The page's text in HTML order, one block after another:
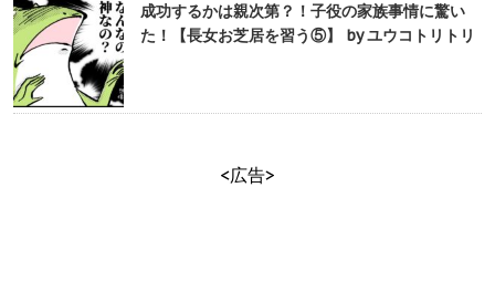
成功するかは親次第？！子役の家族事情に驚い
た！【長女お芝居を習う⑤】 by ユウコトリトリ
<広告>